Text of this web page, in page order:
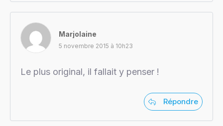
Marjolaine
5 novembre 2015 à 10h23
Le plus original, il fallait y penser !
Répondre